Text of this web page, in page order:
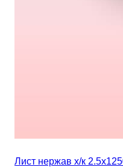
Лист нержав х/к